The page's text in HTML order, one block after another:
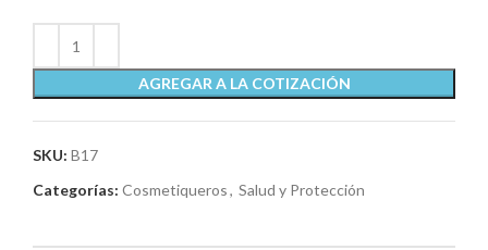
AGREGAR A LA COTIZACIÓN
SKU: B17
Categorías: Cosmetiqueros, Salud y Protección